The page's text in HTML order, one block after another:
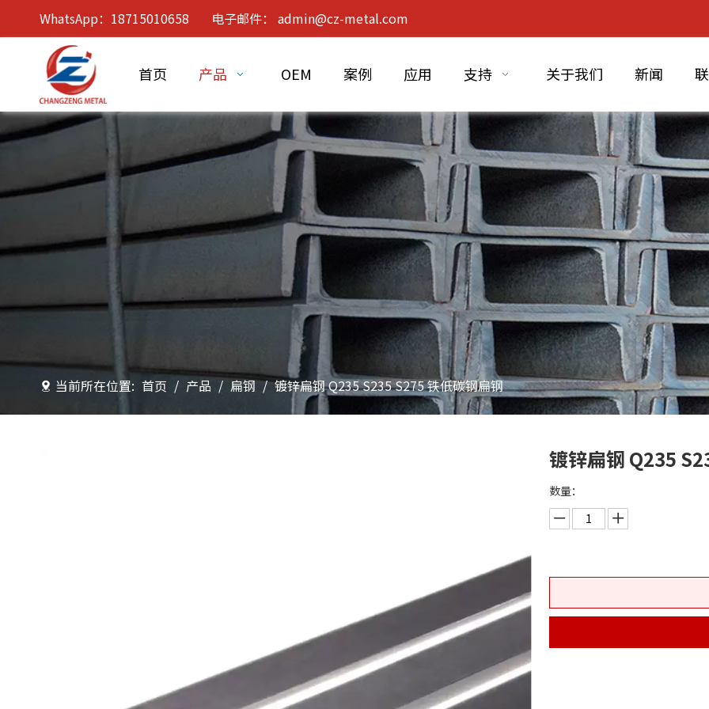
WhatsApp：18715010658 电子邮件： admin@cz-metal.com
首页 产品 OEM 案例 应用 支持 关于我们 新闻
当前所在位置: 首页 / 产品 / 扁钢 / 镀锌扁钢 Q235 S235 S275 铁低碳钢扁钢
镀锌扁钢 Q235
数量：